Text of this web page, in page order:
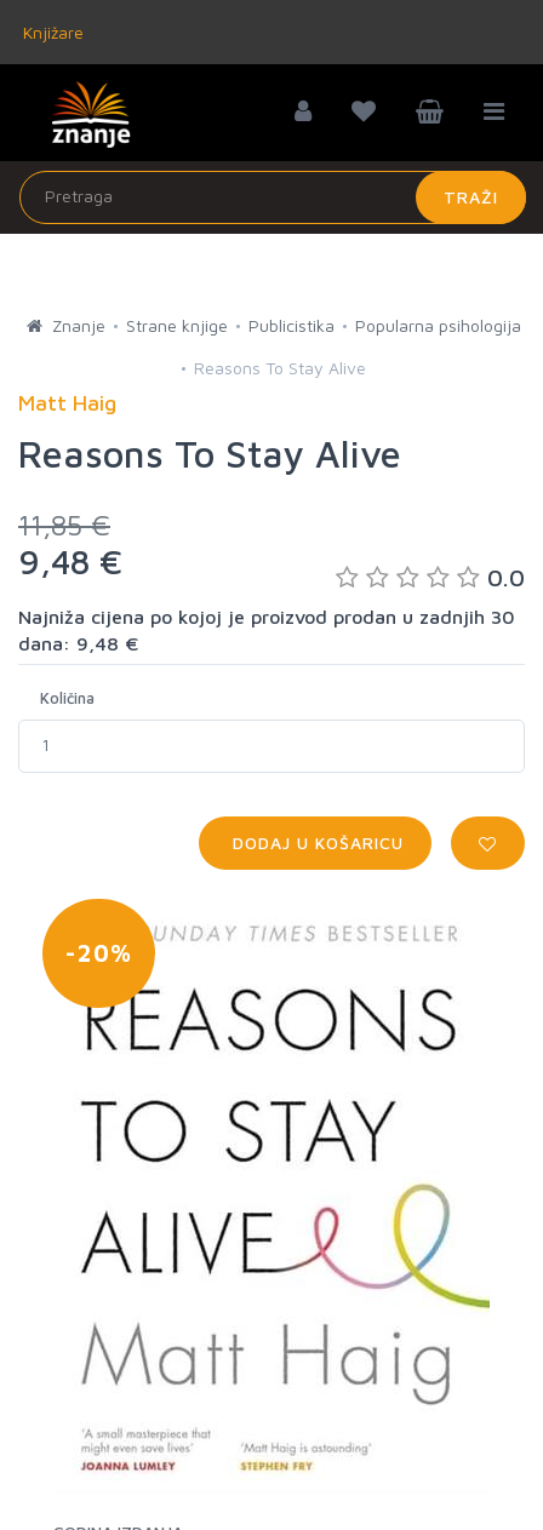
Knjižare
TRAŽI
Znanje Strane knjige Publicistika Popularna psihologija
Reasons To Stay Alive
Matt Haig
Reasons To Stay Alive
11,85 €
9,48 € 0.0
Najniža cijena po kojoj je proizvod prodan u zadnjih 30
dana: 9,48 €
Količina
DODAJ U KOŠARICU
-20%